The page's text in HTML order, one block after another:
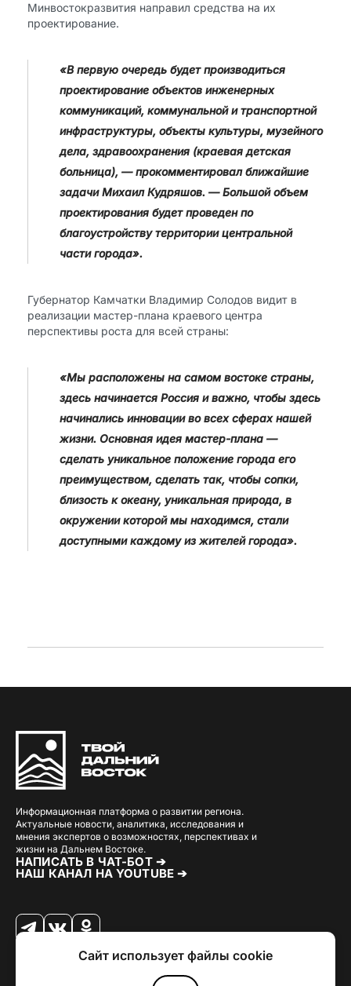
Минвостокразвития направил средства на их
проектирование.
«В первую очередь будет производиться
проектирование объектов инженерных
коммуникаций, коммунальной и транспортной
инфраструктуры, объекты культуры, музейного
дела, здравоохранения (краевая детская
больница), — прокомментировал ближайшие
задачи Михаил Кудряшов. — Большой объем
проектирования будет проведен по
благоустройству территории центральной
части города».
Губернатор Камчатки Владимир Солодов видит в
реализации мастер-плана краевого центра
перспективы роста для всей страны:
«Мы расположены на самом востоке страны,
здесь начинается Россия и важно, чтобы здесь
начинались инновации во всех сферах нашей
жизни. Основная идея мастер-плана —
сделать уникальное положение города его
преимуществом, сделать так, чтобы сопки,
близость к океану, уникальная природа, в
окружении которой мы находимся, стали
доступными каждому из жителей города».
Информационная платформа о развитии региона.
Актуальные новости, аналитика, исследования и
мнения экспертов о возможностях, перспективах и
жизни на Дальнем Востоке.
НАПИСАТЬ В ЧАТ-БОТ ➔
НАШ КАНАЛ НА YOUTUBE ➔
. РазработкаLoimi.
Сайт использует файлы cookie